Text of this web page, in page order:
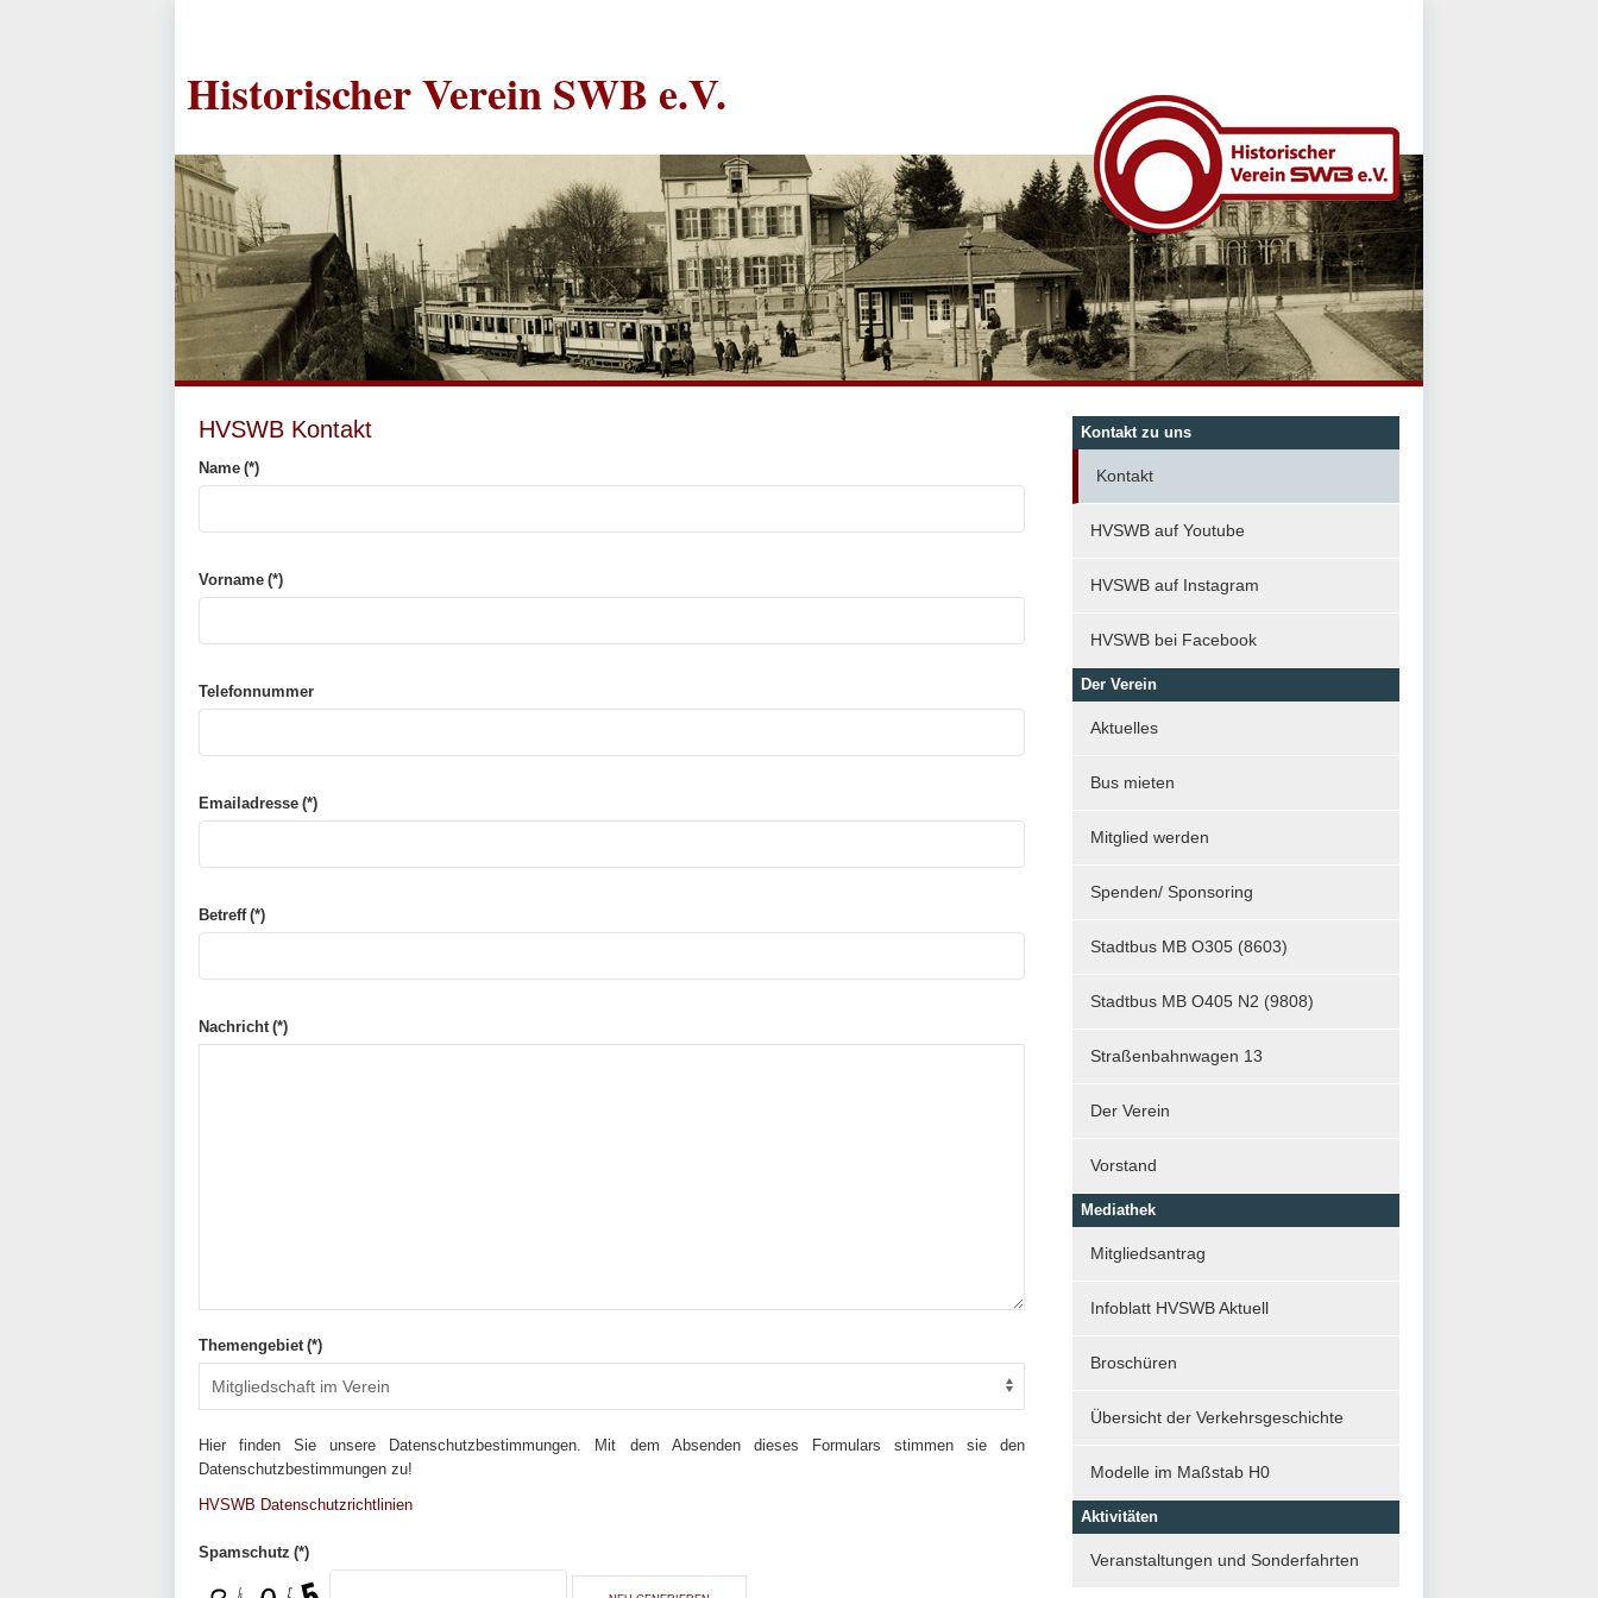
Historischer Verein SWB e.V.
HVSWB Kontakt
Name (*)
Vorname (*)
Telefonnummer
Emailadresse (*)
Betreff (*)
Nachricht (*)
Themengebiet (*)
Hier finden Sie unsere Datenschutzbestimmungen. Mit dem Absenden dieses Formulars stimmen sie den
Datenschutzbestimmungen zu!
HVSWB Datenschutzrichtlinien
Spamschutz (*)
Kontakt zu uns
Kontakt
HVSWB auf Youtube
HVSWB auf Instagram
HVSWB bei Facebook
Der Verein
Aktuelles
Bus mieten
Mitglied werden
Spenden/ Sponsoring
Stadtbus MB O305 (8603)
Stadtbus MB O405 N2 (9808)
Straßenbahnwagen 13
Der Verein
Vorstand
Mediathek
Mitgliedsantrag
Infoblatt HVSWB Aktuell
Broschüren
Übersicht der Verkehrsgeschichte
Modelle im Maßstab H0
Aktivitäten
Veranstaltungen und Sonderfahrten